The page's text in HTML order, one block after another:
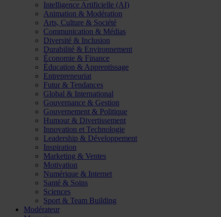
Intelligence Artificielle (AI)
Animation & Modération
Arts, Culture & Société
Communication & Médias
Diversité & Inclusion
Durabilité & Environnement
Économie & Finance
Éducation & Apprentissage
Entrepreneuriat
Futur & Tendances
Global & International
Gouvernance & Gestion
Gouvernement & Politique
Humour & Divertissement
Innovation et Technologie
Leadership & Développement
Inspiration
Marketing & Ventes
Motivation
Numérique & Internet
Santé & Soins
Sciences
Sport & Team Building
Modérateur